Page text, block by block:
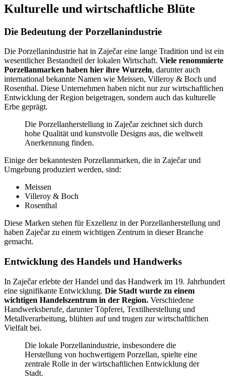
Kulturelle und wirtschaftliche Blüte
Die Bedeutung der Porzellanindustrie
Die Porzellanindustrie hat in Zaječar eine lange Tradition und ist ein
wesentlicher Bestandteil der lokalen Wirtschaft. Viele renommierte
Porzellanmarken haben hier ihre Wurzeln, darunter auch
international bekannte Namen wie Meissen, Villeroy & Boch und
Rosenthal. Diese Unternehmen haben nicht nur zur wirtschaftlichen
Entwicklung der Region beigetragen, sondern auch das kulturelle
Erbe geprägt.
Die Porzellanherstellung in Zaječar zeichnet sich durch
hohe Qualität und kunstvolle Designs aus, die weltweit
Anerkennung finden.
Einige der bekanntesten Porzellanmarken, die in Zaječar und
Umgebung produziert werden, sind:
Meissen
Villeroy & Boch
Rosenthal
Diese Marken stehen für Exzellenz in der Porzellanherstellung und
haben Zaječar zu einem wichtigen Zentrum in dieser Branche
gemacht.
Entwicklung des Handels und Handwerks
In Zaječar erlebte der Handel und das Handwerk im 19. Jahrhundert
eine signifikante Entwicklung. Die Stadt wurde zu einem
wichtigen Handelszentrum in der Region. Verschiedene
Handwerksberufe, darunter Töpferei, Textilherstellung und
Metallverarbeitung, blühten auf und trugen zur wirtschaftlichen
Vielfalt bei.
Die lokale Porzellanindustrie, insbesondere die
Herstellung von hochwertigem Porzellan, spielte eine
zentrale Rolle in der wirtschaftlichen Entwicklung der
Stadt.